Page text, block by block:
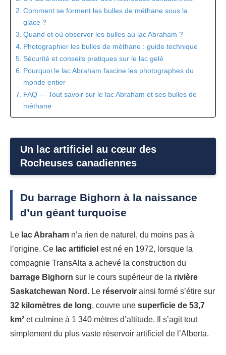
Comment se forment les bulles de méthane sous la
glace ?
Quand et où observer les bulles au lac Abraham ?
Photographier les bulles de méthane : guide technique
Sécurité et conseils pratiques sur le lac gelé
Pourquoi le lac Abraham fascine les photographes du
monde entier
FAQ — Tout savoir sur le lac Abraham et ses bulles de
méthane
Un lac artificiel au cœur des
Rocheuses canadiennes
Du barrage Bighorn à la naissance
d’un géant turquoise
Le lac Abraham n’a rien de naturel, du moins pas à
l’origine. Ce lac artificiel est né en 1972, lorsque la
compagnie TransAlta a achevé la construction du
barrage Bighorn sur le cours supérieur de la rivière
Saskatchewan Nord . Le réservoir ainsi formé s’étire sur
32 kilomètres de long, couvre une superficie de 53,7
km² et culmine à 1 340 mètres d’altitude. Il s’agit tout
simplement du plus vaste réservoir artificiel de l’Alberta.